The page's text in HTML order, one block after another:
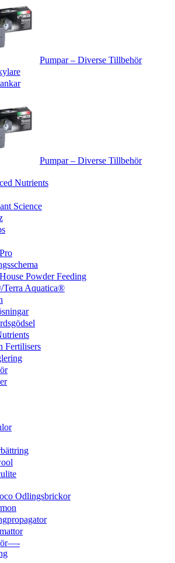
Pumpar – Diverse Tillbehör
Pumpar – Diverse Tillbehör
Nutrients
Science
Powder Feeding
Aquatica®
Fertilisers
Odlingsbrickor